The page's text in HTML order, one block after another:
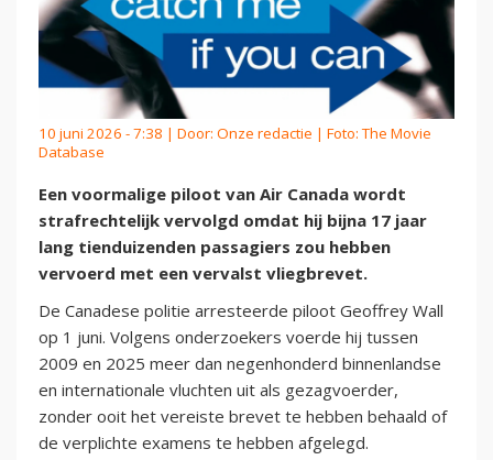
10 juni 2026 - 7:38 | Door: Onze redactie | Foto: The Movie
Database
Een voormalige piloot van Air Canada wordt
strafrechtelijk vervolgd omdat hij bijna 17 jaar
lang tienduizenden passagiers zou hebben
vervoerd met een vervalst vliegbrevet.
De Canadese politie arresteerde piloot Geoffrey Wall
op 1 juni. Volgens onderzoekers voerde hij tussen
2009 en 2025 meer dan negenhonderd binnenlandse
en internationale vluchten uit als gezagvoerder,
zonder ooit het vereiste brevet te hebben behaald of
de verplichte examens te hebben afgelegd.